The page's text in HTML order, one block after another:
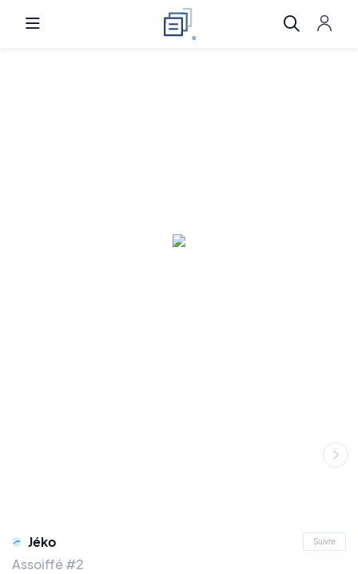
Jéko Suivre
Assoiffé #2